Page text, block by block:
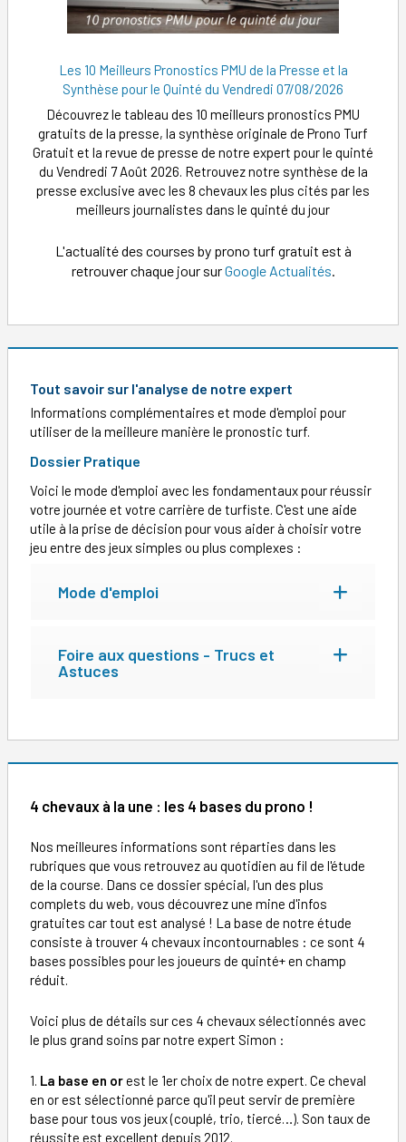
Les 10 Meilleurs Pronostics PMU de la Presse et la
Synthèse pour le Quinté du Vendredi 07/08/2026
Découvrez le tableau des 10 meilleurs pronostics PMU
gratuits de la presse, la synthèse originale de Prono Turf
Gratuit et la revue de presse de notre expert pour le quinté
du Vendredi 7 Août 2026. Retrouvez notre synthèse de la
presse exclusive avec les 8 chevaux les plus cités par les
meilleurs journalistes dans le quinté du jour
L'actualité des courses by prono turf gratuit est à
retrouver chaque jour surGoogle Actualités.
Tout savoir sur l'analyse de notre expert
Informations complémentaires et mode d'emploi pour
utiliser de la meilleure manière le pronostic turf.
Dossier Pratique
Voici le mode d'emploi avec les fondamentaux pour réussir
votre journée et votre carrière de turfiste. C'est une aide
utile à la prise de décision pour vous aider à choisir votre
jeu entre des jeux simples ou plus complexes :
Mode d'emploi
Foire aux questions - Trucs et
Astuces
4 chevaux à la une : les 4 bases du prono !
Nos meilleures informations sont réparties dans les
rubriques que vous retrouvez au quotidien au fil de l'étude
de la course. Dans ce dossier spécial, l'un des plus
complets du web, vous découvrez une mine d'infos
gratuites car tout est analysé ! La base de notre étude
consiste à trouver 4 chevaux incontournables : ce sont 4
bases possibles pour les joueurs de quinté+ en champ
réduit.
Voici plus de détails sur ces 4 chevaux sélectionnés avec
le plus grand soins par notre expert Simon :
1. La base en orest le 1er choix de notre expert. Ce cheval
en or est sélectionné parce qu'il peut servir de première
base pour tous vos jeux (couplé, trio, tiercé…). Son taux de
réussite est excellent depuis 2012.